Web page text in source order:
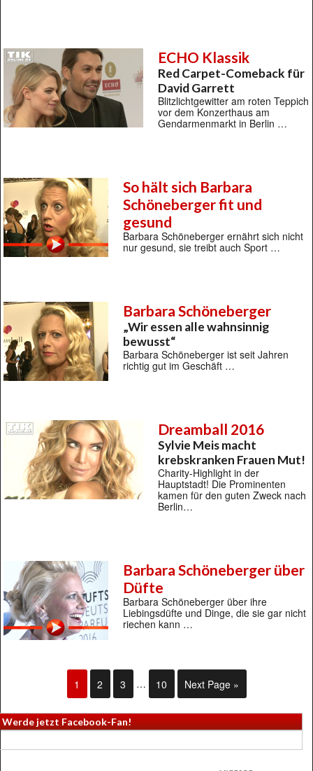
ECHO Klassik
Red Carpet-Comeback für
David Garrett
Blitzlichtgewitter am roten Teppich
vor dem Konzerthaus am
Gendarmenmarkt in Berlin …
So hält sich Barbara
Schöneberger fit und
gesund
Barbara Schöneberger ernährt sich nicht
nur gesund, sie treibt auch Sport …
Barbara Schöneberger
„Wir essen alle wahnsinnig
bewusst“
Barbara Schöneberger ist seit Jahren
richtig gut im Geschäft …
Dreamball 2016
Sylvie Meis macht
krebskranken Frauen Mut!
Charity-Highlight in der
Hauptstadt! Die Prominenten
kamen für den guten Zweck nach
Berlin…
Barbara Schöneberger über
Düfte
Barbara Schöneberger über ihre
Liebingsdüfte und Dinge, die sie gar nicht
riechen kann …
1 2 3 … 10 Next Page »
Werde jetzt Facebook-Fan!